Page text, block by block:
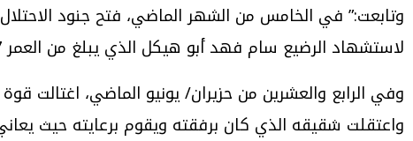
وتابعت:” في الخامس من الشهر الماضي، فتح جنود
لاستشهاد الرضيع سام فهد أبو هيكل الذي يبلغ من العمر 7 أشهر وإصابته والده”.
واعتقلت شقيقه الذي كان برفقته ويقوم برعايته حيث